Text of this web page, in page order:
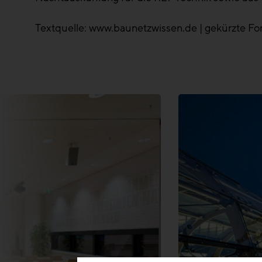
Textquelle: www.baunetzwissen.de | gekürzte